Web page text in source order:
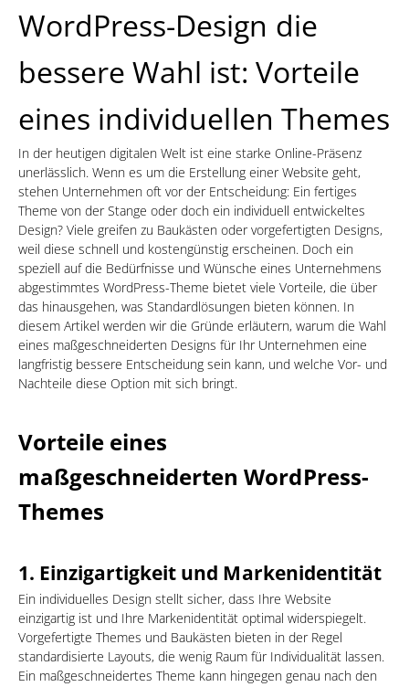
WordPress-Design die
bessere Wahl ist: Vorteile
eines individuellen Themes
In der heutigen digitalen Welt ist eine starke Online-Präsenz
unerlässlich. Wenn es um die Erstellung einer Website geht,
stehen Unternehmen oft vor der Entscheidung: Ein fertiges
Theme von der Stange oder doch ein individuell entwickeltes
Design? Viele greifen zu Baukästen oder vorgefertigten Designs,
weil diese schnell und kostengünstig erscheinen. Doch ein
speziell auf die Bedürfnisse und Wünsche eines Unternehmens
abgestimmtes WordPress-Theme bietet viele Vorteile, die über
das hinausgehen, was Standardlösungen bieten können. In
diesem Artikel werden wir die Gründe erläutern, warum die Wahl
eines maßgeschneiderten Designs für Ihr Unternehmen eine
langfristig bessere Entscheidung sein kann, und welche Vor- und
Nachteile diese Option mit sich bringt.
Vorteile eines
maßgeschneiderten WordPress-
Themes
1. Einzigartigkeit und Markenidentität
Ein individuelles Design stellt sicher, dass Ihre Website
einzigartig ist und Ihre Markenidentität optimal widerspiegelt.
Vorgefertigte Themes und Baukästen bieten in der Regel
standardisierte Layouts, die wenig Raum für Individualität lassen.
Ein maßgeschneidertes Theme kann hingegen genau nach den